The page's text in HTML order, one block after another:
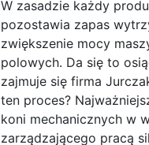
W zasadzie każdy
pozostawia zapas
zwiększenie mocy
polowych. Da się to
zajmuje się firma
ten proces?
koni mechanicznych w
zarządzającego pracą